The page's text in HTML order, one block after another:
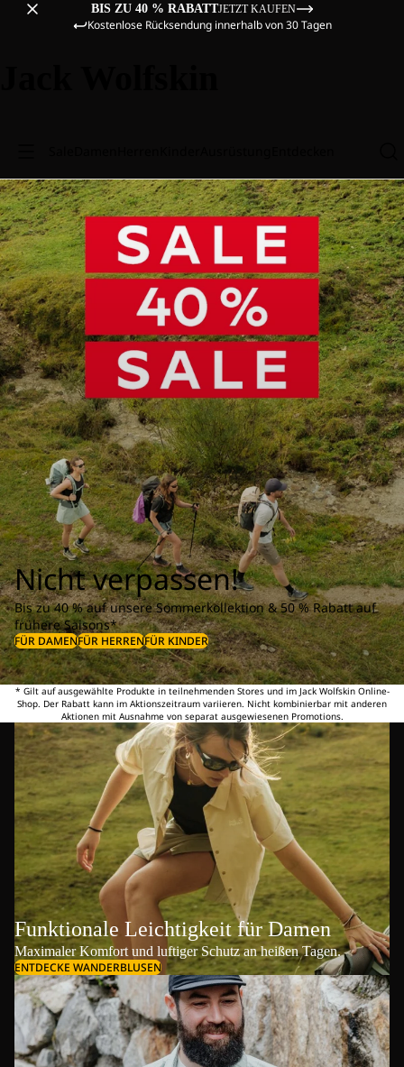
BIS ZU 40 % RABATTJETZT KAUFEN
Kostenlose Rücksendung innerhalb von 30 Tagen
Nicht verpassen!
Bis zu 40 % auf unsere Sommerkollektion & 50 % Rabatt auf
frühere Saisons*
FÜR DAMENFÜR HERRENFÜR KINDER
* Gilt auf ausgewählte Produkte in teilnehmenden Stores und im Jack Wolfskin Online-
Shop. Der Rabatt kann im Aktionszeitraum variieren. Nicht kombinierbar mit anderen
Aktionen mit Ausnahme von separat ausgewiesenen Promotions.
Funktionale Leichtigkeit für Damen
Maximaler Komfort und luftiger Schutz an heißen Tagen.
ENTDECKE WANDERBLUSEN